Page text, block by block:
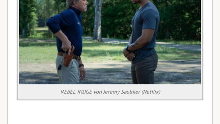
REBEL RIDGE von Jeremy Saulnier (Netflix)